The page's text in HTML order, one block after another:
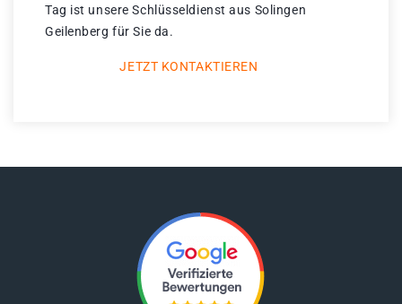
Tag ist unsere Schlüsseldienst aus Solingen
Geilenberg für Sie da.
JETZT KONTAKTIEREN